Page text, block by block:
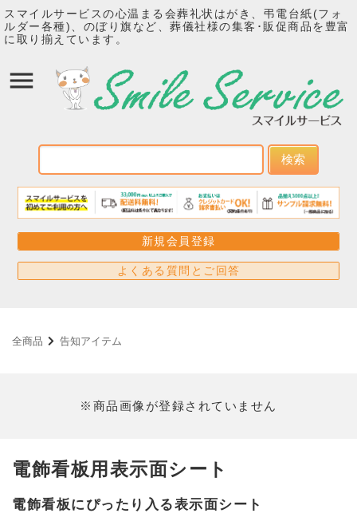
スマイルサービスの心温まる会葬礼状はがき、弔電台紙(フォ
ルダー各種)、のぼり旗など、葬儀社様の集客･販促商品を豊富
に取り揃えています。
検索
新規会員登録
よくある質問とご回答
全商品 告知アイテム
※商品画像が登録されていません
電飾看板用表示面シート
電飾看板にぴったり入る表示面シート